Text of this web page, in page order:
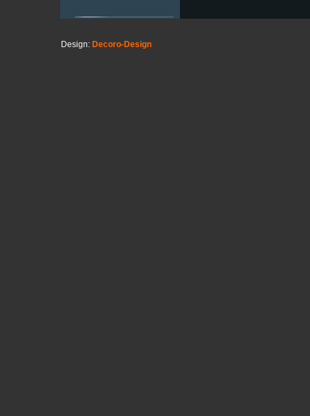
Design: Decoro-Design